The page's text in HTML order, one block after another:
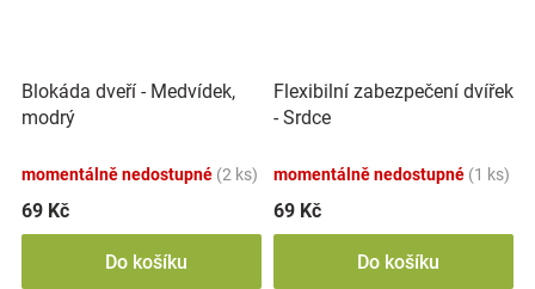
Blokáda dveří - Medvídek,
modrý
momentálně nedostupné (2 ks)
69 Kč
Do košíku
Flexibilní zabezpečení dvířek
- Srdce
momentálně nedostupné (1 ks)
69 Kč
Do košíku